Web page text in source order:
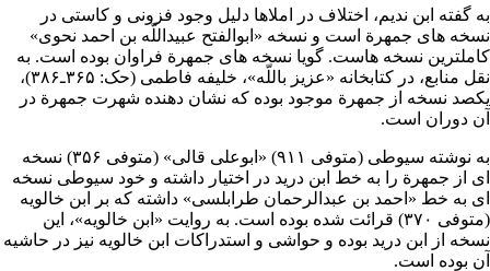
به گفته ابن ندیم، اختلاف در املاها دلیل وجود فزونی و کاستی در
نسخه های جمهرة است و نسخه «ابوالفتح عبیداللّه بن احمد نحوی»
کاملترین نسخه هاست. گویا نسخه های جمهرة فراوان بوده است. به
نقل منابع، در کتابخانه «عزیز باللّه»، خلیفه فاطمی (حک: ۳۶۵ـ۳۸۶)،
یکصد نسخه از جمهرة موجود بوده که نشان دهنده شهرت جمهرة در
آن دوران است.
به نوشته سیوطی
(متوفی ۹۱۱) «ابوعلی قالی» (متوفی ۳۵۶) نسخه
ای از جمهرة را به خط ابن درید در اختیار داشته و خود سیوطی نسخه
ای به خط «احمد بن عبدالرحمان طرابلسی» داشته که بر
ابن خالویه
(متوفی ۳۷۰) قرائت شده بوده است. به روایت «ابن خالویه»، این
نسخه از ابن درید بوده و حواشی و استدراکات ابن خالویه نیز در حاشیه
آن بوده است.